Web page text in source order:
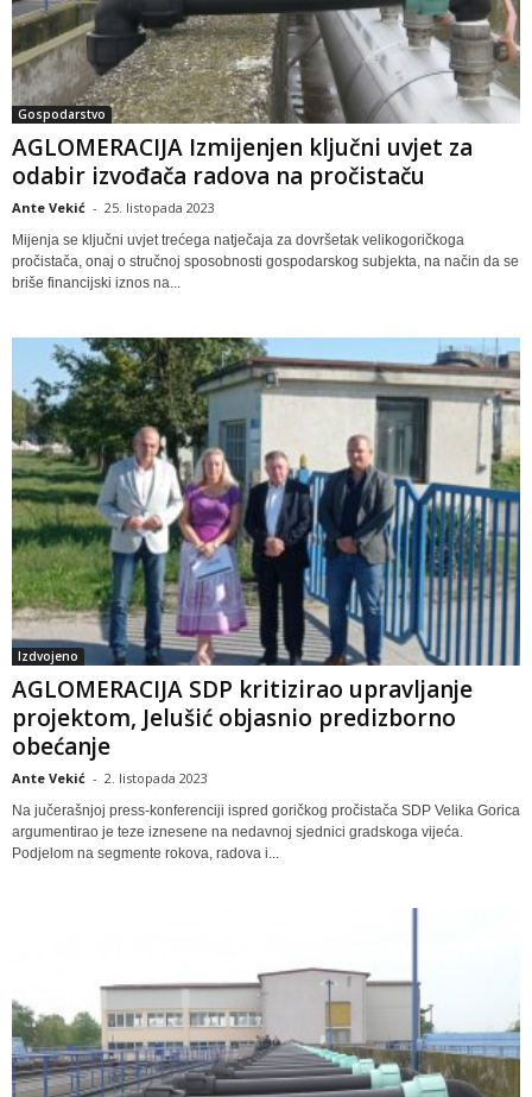
Gospodarstvo
AGLOMERACIJA Izmijenjen ključni uvjet za
odabir izvođača radova na pročistaču
Ante Vekić - 25. listopada 2023
Mijenja se ključni uvjet trećega natječaja za dovršetak velikogoričkoga
pročistača, onaj o stručnoj sposobnosti gospodarskog subjekta, na način da se
briše financijski iznos na...
Izdvojeno
AGLOMERACIJA SDP kritizirao upravljanje
projektom, Jelušić objasnio predizborno
obećanje
Ante Vekić - 2. listopada 2023
Na jučerašnjoj press-konferenciji ispred goričkog pročistača SDP Velika Gorica
argumentirao je teze iznesene na nedavnoj sjednici gradskoga vijeća.
Podjelom na segmente rokova, radova i...